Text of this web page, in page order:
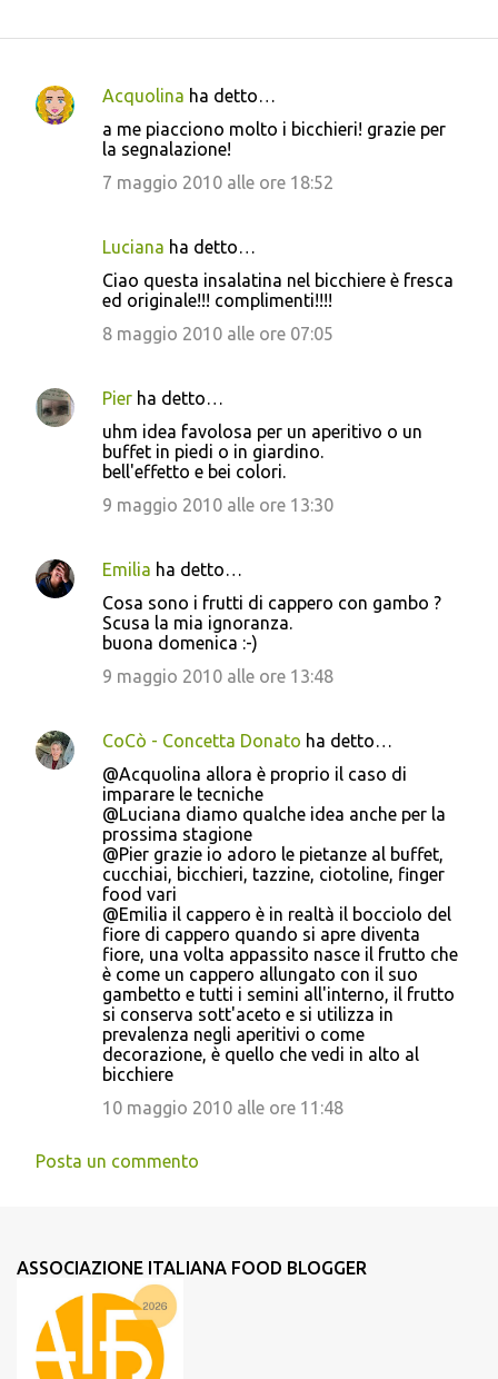
C
Acquolina ha detto…
a me piacciono molto i bicchieri! grazie per
la segnalazione!
7 maggio 2010 alle ore 18:52
Luciana ha detto…
Ciao questa insalatina nel bicchiere è fresca
ed originale!!! complimenti!!!!
8 maggio 2010 alle ore 07:05
Pier ha detto…
uhm idea favolosa per un aperitivo o un
buffet in piedi o in giardino.
bell'effetto e bei colori.
9 maggio 2010 alle ore 13:30
Emilia ha detto…
Cosa sono i frutti di cappero con gambo ?
Scusa la mia ignoranza.
buona domenica :-)
9 maggio 2010 alle ore 13:48
CoCò - Concetta Donato ha detto…
@Acquolina allora è proprio il caso di
imparare le tecniche
@Luciana diamo qualche idea anche per la
prossima stagione
@Pier grazie io adoro le pietanze al buffet,
cucchiai, bicchieri, tazzine, ciotoline, finger
food vari
@Emilia il cappero è in realtà il bocciolo del
fiore di cappero quando si apre diventa
fiore, una volta appassito nasce il frutto che
è come un cappero allungato con il suo
gambetto e tutti i semini all'interno, il frutto
si conserva sott'aceto e si utilizza in
prevalenza negli aperitivi o come
decorazione, è quello che vedi in alto al
bicchiere
10 maggio 2010 alle ore 11:48
Posta un commento
ASSOCIAZIONE ITALIANA FOOD BLOGGER